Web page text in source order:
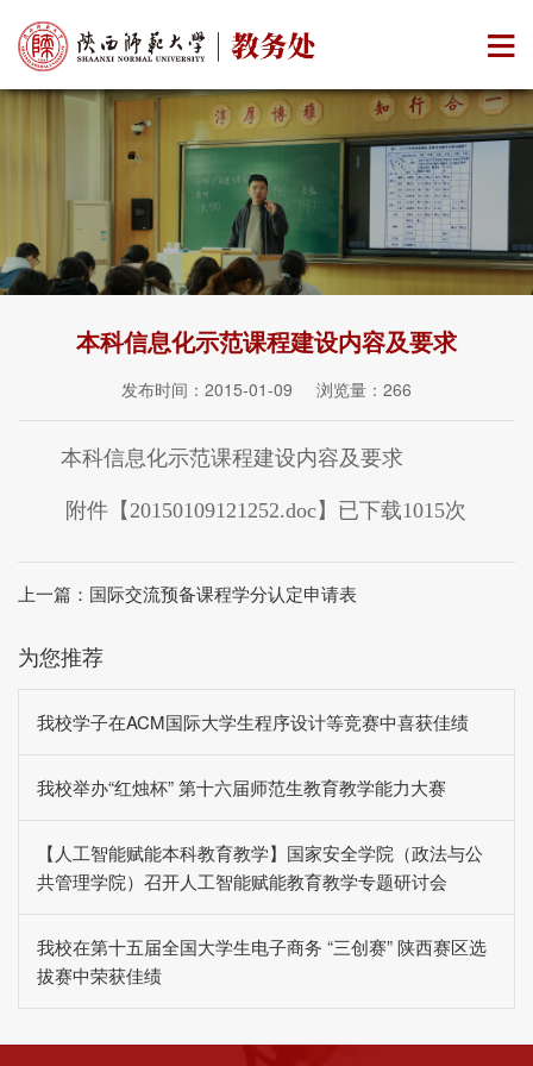
本科信息化示范课程建设内容及要求
发布时间：2015-01-09 浏览量： 266
本科信息化示范课程建设内容及要求
附件【 20150109121252.doc】已下载1015次
上一篇： 国际交流预备课程学分认定申请表
为您推荐
我校学子在ACM国际大学生程序设计等竞赛中喜获佳绩
我校举办“红烛杯” 第十六届师范生教育教学能力大赛
【人工智能赋能本科教育教学】国家安全学院（政法与公
共管理学院）召开人工智能赋能教育教学专题研讨会
我校在第十五届全国大学生电子商务 “三创赛” 陕西赛区选
拔赛中荣获佳绩